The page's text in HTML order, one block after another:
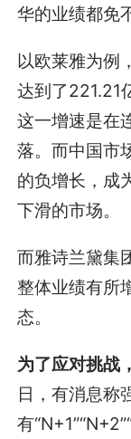
华的业绩都免
以欧莱雅为例
达到了221.21
这一增速是在
落。而中国市
的负增长，成
下滑的市场。
而雅诗兰黛集
整体业绩有所
态。
为了应对挑战
日，有消息称
有